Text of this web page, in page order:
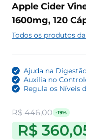
Apple Cider
1600mg, 120
Todos os produtos
Ajuda na
Auxilia no
Regula os Níveis
R$ 446,00 -19%
R$